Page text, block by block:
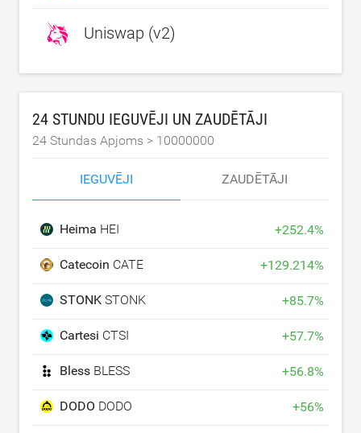
Uniswap (v2)
24 STUNDU IEGUVĒJI UN ZAUDĒTĀJI
24 Stundas Apjoms > 10000000
IEGUVĒJI ZAUDĒTĀJI
Heima HEI +252.4%
Catecoin CATE +129.214%
STONK STONK +85.7%
Cartesi CTSI +57.7%
Bless BLESS +56.8%
DODO DODO +56%